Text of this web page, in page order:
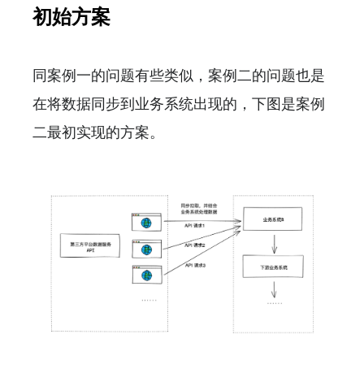
初始方案
同案例一的问题有些类似，案例二的问题也是
在将数据同步到业务系统出现的，下图是案例
二最初实现的方案。